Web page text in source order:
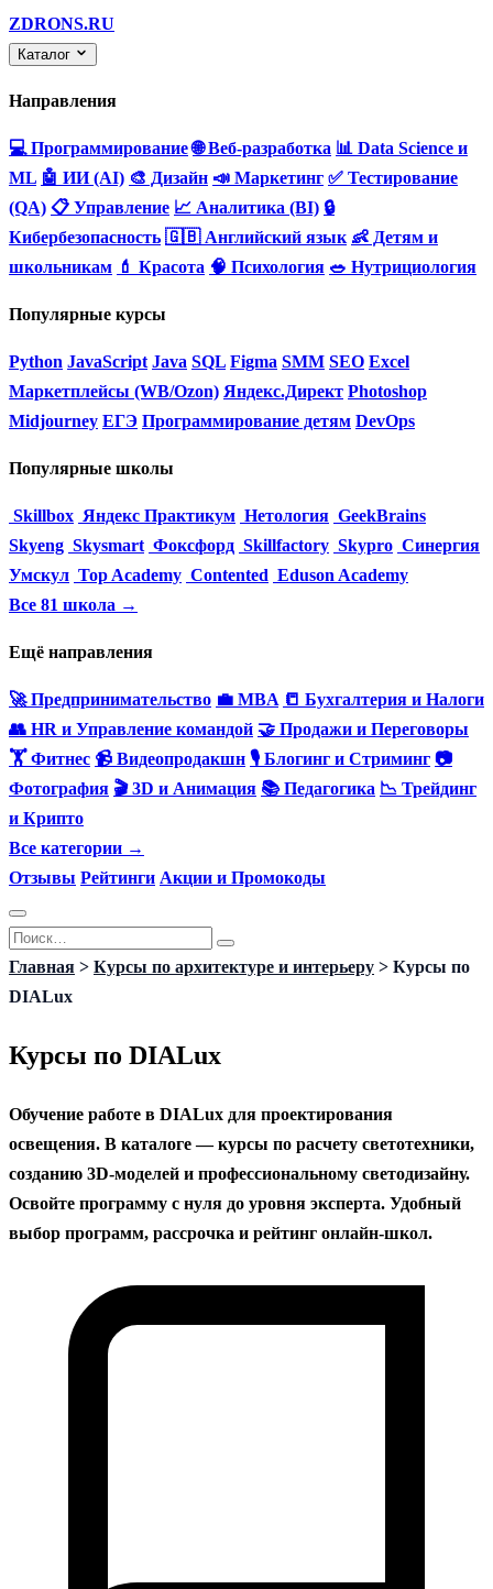
ZDRONS.RU
Каталог
Направления
💻 Программирование 🌐 Веб-разработка 📊 Data Science и
ML 🤖 ИИ (AI) 🎨 Дизайн 📣 Маркетинг ✅ Тестирование
(QA) 📋 Управление 📈 Аналитика (BI) 🔒
Кибербезопасность 🇬🇧 Английский язык 👶 Детям и
школьникам 💄 Красота 🧠 Психология 🥗 Нутрициология
Популярные курсы
Python JavaScript Java SQL Figma SMM SEO Excel
Маркетплейсы (WB/Ozon) Яндекс.Директ Photoshop
Midjourney ЕГЭ Программирование детям DevOps
Популярные школы
Skillbox Яндекс Практикум Нетология GeekBrains
Skyeng Skysmart Фоксфорд Skillfactory Skypro Синергия
Умскул Top Academy Contented Eduson Academy
Все 81 школа →
Ещё направления
🚀 Предпринимательство 💼 MBA 📒 Бухгалтерия и Налоги
👥 HR и Управление командой 🤝 Продажи и Переговоры
🏋️ Фитнес 📹 Видеопродакшн 🎙 Блогинг и Стриминг 📷
Фотография 🎬 3D и Анимация 📚 Педагогика 📉 Трейдинг
и Крипто
Все категории →
Отзывы Рейтинги Акции и Промокоды
Перейти
к
содержанию
Search
for:
Главная > Курсы по архитектуре и интерьеру > Курсы по
DIALux
Курсы по DIALux
Обучение работе в DIALux для проектирования
освещения. В каталоге — курсы по расчету светотехники,
созданию 3D-моделей и профессиональному светодизайну.
Освойте программу с нуля до уровня эксперта. Удобный
выбор программ, рассрочка и рейтинг онлайн-школ.